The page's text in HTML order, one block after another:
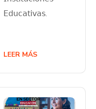
𝖤𝖽𝗎𝖼𝖺𝗍𝗂𝗏𝖺𝗌.
LEER MÁS